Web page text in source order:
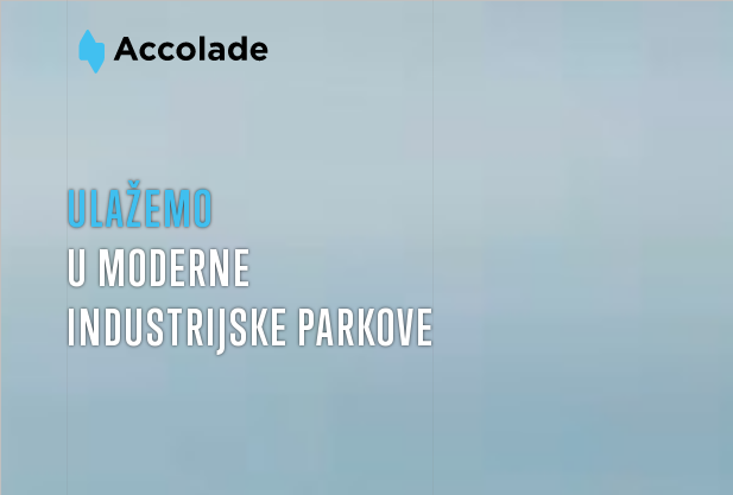
ULAŽEMO
U MODERNE
INDUSTRIJSKE PARKOVE